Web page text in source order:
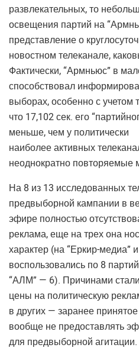
развлекательных, то
освещения партий на
представление о
новостном телеканале,
Фактически, “Армньюс” в
способствовал
выборах, особенно с учетом
что 17,102 сек. его
меньше, чем у политически
наиболее активных
неоднократно повторяемые
На 8 из 13 исследованных
предвыборной кампании в
эфире полностью
реклама, еще на трех она
характер (на “Еркир-медиа”
воспользовались по 8
“АЛМ” — 6). Причинами
цены на политическую
в других — заранее
вообще не предоставлять
для предвыборной